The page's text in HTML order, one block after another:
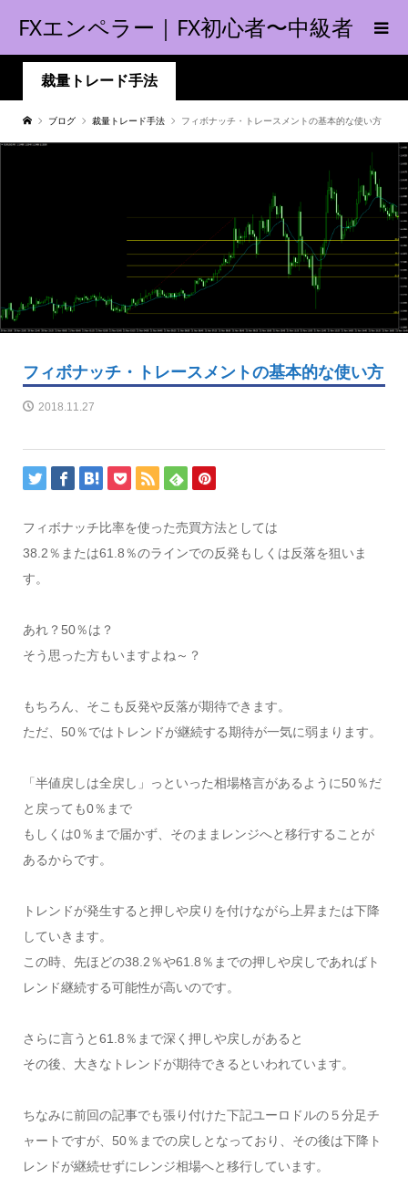
FXエンペラー｜FX初心者〜中級者
の指南書！
裁量トレード手法
ブログ 裁量トレード手法 フィボナッチ・トレースメントの基本的な使い方
フィボナッチ・トレースメントの基本的な使い方
2018.11.27
フィボナッチ比率を使った売買方法としては
38.2％または61.8％のラインでの反発もしくは反落を狙いま
す。
あれ？50％は？
そう思った方もいますよね～？
もちろん、そこも反発や反落が期待できます。
ただ、50％ではトレンドが継続する期待が一気に弱まります。
「半値戻しは全戻し」っといった相場格言があるように50％だ
と戻っても0％まで
もしくは0％まで届かず、そのままレンジへと移行することが
あるからです。
トレンドが発生すると押しや戻りを付けながら上昇または下降
していきます。
この時、先ほどの38.2％や61.8％までの押しや戻しであればト
レンド継続する可能性が高いのです。
さらに言うと61.8％まで深く押しや戻しがあると
その後、大きなトレンドが期待できるといわれています。
ちなみに前回の記事でも張り付けた下記ユーロドルの５分足チ
ャートですが、50％までの戻しとなっており、その後は下降ト
レンドが継続せずにレンジ相場へと移行しています。